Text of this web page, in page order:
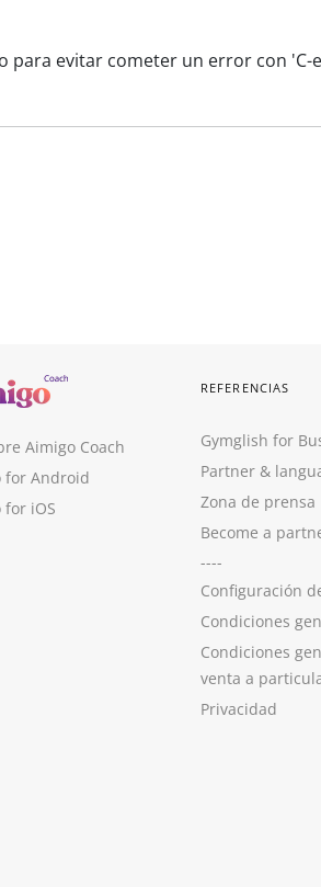
para evitar cometer un error con 'C-
Aimigo Coach
for Android
for iOS
REFERENCIAS
Gymglish for
Partner &
Zona de prensa
Become a
----
Configuración
Condiciones
Condiciones
venta a
Privacidad